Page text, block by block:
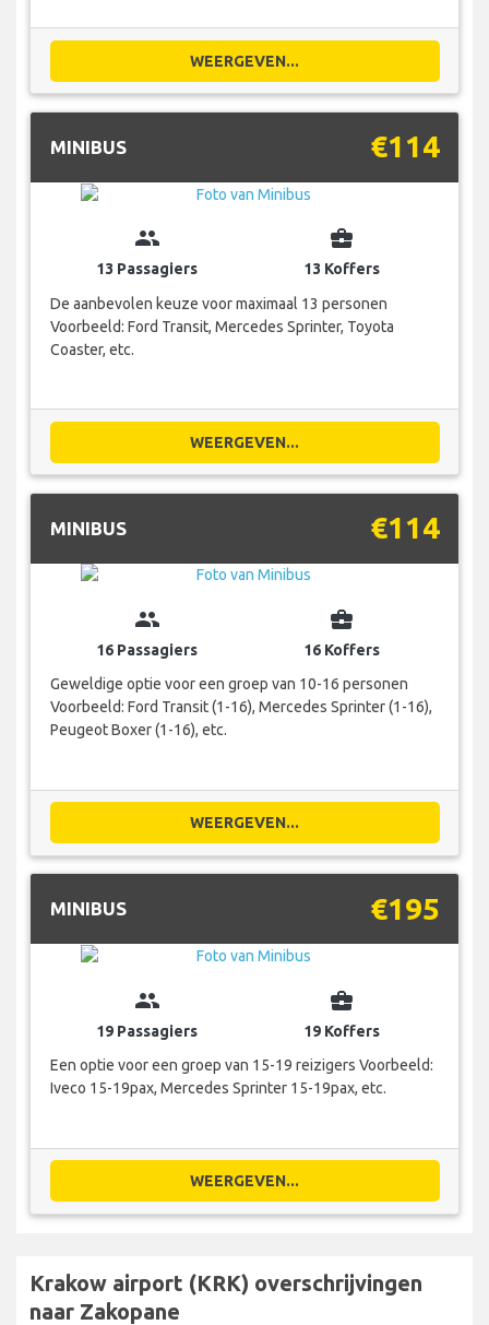
WEERGEVEN...
MINIBUS €114
group
13 Passagiers
business_center
13 Koffers
De aanbevolen keuze voor maximaal 13 personen
Voorbeeld: Ford Transit, Mercedes Sprinter, Toyota
Coaster, etc.
WEERGEVEN...
MINIBUS €114
group
16 Passagiers
business_center
16 Koffers
Geweldige optie voor een groep van 10-16 personen
Voorbeeld: Ford Transit (1-16), Mercedes Sprinter (1-16),
Peugeot Boxer (1-16), etc.
WEERGEVEN...
MINIBUS €195
group
19 Passagiers
business_center
19 Koffers
Een optie voor een groep van 15-19 reizigers Voorbeeld:
Iveco 15-19pax, Mercedes Sprinter 15-19pax, etc.
WEERGEVEN...
Krakow airport (KRK) overschrijvingen
naar Zakopane